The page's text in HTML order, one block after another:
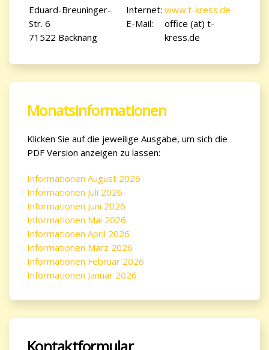
Eduard-Breuninger-
Str. 6
71522 Backnang
Internet:
E-Mail:
www.t-kress.de
office (at) t-
kress.de
Monatsinformationen
Klicken Sie auf die jeweilige Ausgabe, um sich die
PDF Version anzeigen zu lassen:
Informationen August 2026
Informationen Juli 2026
Informationen Juni 2026
Informationen Mai 2026
Informationen April 2026
Informationen März 2026
Informationen Februar 2026
Informationen Januar 2026